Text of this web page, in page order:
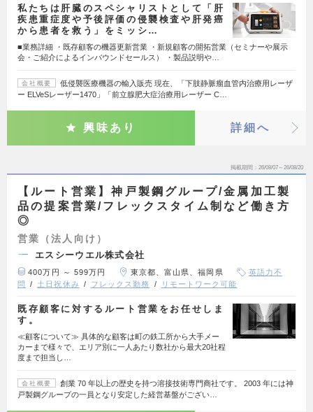
私たちは肝臓のスペシャリストとして「肝
疾患重症度や予後評価の侵襲検査や肝発癌
から患者を救う」をミッシ…
■業務詳細 ・既存顧客の機器更新営業 ・新規顧客の開拓営業（セミナーや展示
会・ご紹介によるインバウンドセールス） ・製品説明や…
会社概要
低侵襲医療機器の輸入販売 現在、「下肢静脈瘤血管内治療用レーザ
ー ELVeSレーザー1470」「前立腺肥大症治療用レーザー C…
興味あり 詳細へ
掲載期間 26/08/07～26/08/20
【ルート営業】神戸製鋼グループ/金属加工製
品の提案営業/フレックスタイム制など働き方
◎
営業（法人向け）
エスシーウエル株式会社
400万円 ～ 599万円 東京都、富山県、福岡県
英語力不
問
土日祝休み フレックス勤務 リモートワーク可能
既存顧客に対するルート営業をお任せしま
す。
≪顧客について≫ 具体的な顧客は町の鉄工所から大手メー
カーまで様々で、エリア別に一人あたり数社から最大20社程
度まで担当し…
会社概要
創業 70 年以上の歴史を持つ溶接技術専門商社です。 2003 年には神
戸製鋼グループの一員となり安定した経営基盤がござい…